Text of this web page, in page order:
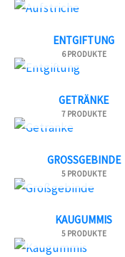
ENTGIFTUNG
6 PRODUKTE
GETRÄNKE
7 PRODUKTE
GROSSGEBINDE
5 PRODUKTE
KAUGUMMIS
5 PRODUKTE